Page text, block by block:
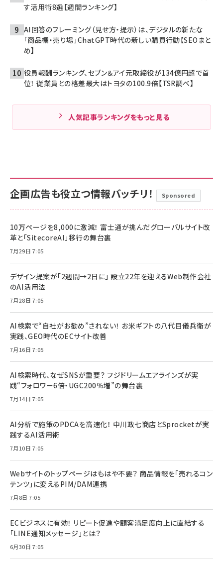
す活用術8選【週間ランキング】
AI回答のフレーミング（見せ方・提示）は、デジタルの新たな
「商品棚・売り場」――ChatGPT時代の新しい購買行動【SEOまと
め】
役員報酬ランキング、セブン＆アイ元取締役が134億円超で首
位！ 従業員との格差最大はトヨタの100.9倍【TSR調べ】
人気記事ランキングをもっと見る
企画広告も役立つ情報バッチリ！ Sponsored
10万ページを8,000に激減！ 富士通が挑んだグローバルサイト改
革と「SitecoreAI」移行の舞台裏
7月29日 7:05
デザイン提案が「2週間→2日に」 設立22年を迎えるWeb制作会社
のAI活用法
7月28日 7:05
AI検索で“自社がお勧め”されない！ お米ギフトの八代目儀兵衛が
実践、GEO時代のECサイト改善
7月16日 7:05
AI検索時代、なぜSNSが重要？ フジドリームエアラインズが実
践“フォロワー6倍・UGC200％増”の舞台裏
7月14日 7:05
AI分析で施策のPDCAを高速化！ 中川政七商店とSprocketが実
践するAI活用術
7月10日 7:05
Webサイトのトップページはもはや不要？ 商品情報を「売れるコン
テンツ」に変えるPIM/DAM連携
7月8日 7:05
ECビジネスに有効！ リピート促進や顧客満足度向上に直結する
「LINE通知メッセージ」とは？
6月30日 7:05